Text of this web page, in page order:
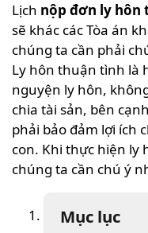
Lịch nộp đơn ly hôn
sẽ khác các Tòa án
chúng ta cần phải
Ly hôn thuận tình là
nguyện ly hôn,
chia tài sản, bên
phải bảo đảm lợi ích
con. Khi thực hiện ly
chúng ta cần chú ý
Mục lục